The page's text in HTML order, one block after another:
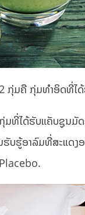
2 ກຸ່ມຄື ກຸ່ມທຳອິດທີ່
ທີ່ໄດ້ຮັບແຄັບຊູນມັດ
ຮັບຮູ້ອາລົມທີ່ສະແ